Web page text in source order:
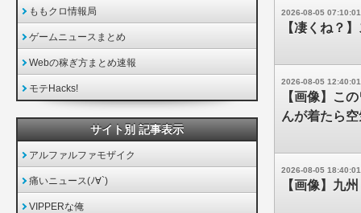
2026-08-05 07:10:01
【凄くね？
2026-08-05 12:40:01
【画像】こ
んが着たら
2026-08-05 18:40:01
【画像】九
ももクロ情報局
ゲームニュースまとめ
Webの稼ぎ方まとめ速報
モテHacks!
サイト別 記事表示
アルファルファモザイク
痛いニュース(ﾉ∀`)
VIPPERな俺